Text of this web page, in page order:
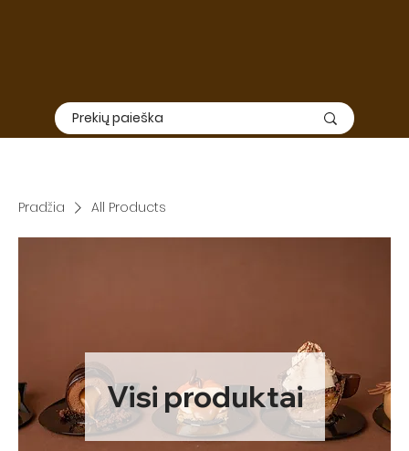
Pradžia All Products
Visi produktai